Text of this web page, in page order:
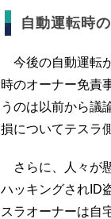
自動運転時
今後の自動運転
時のオーナー免責
うのは以前から議
損についてテスラ
さらに、人々が
ハッキングされID
スラオーナーは自